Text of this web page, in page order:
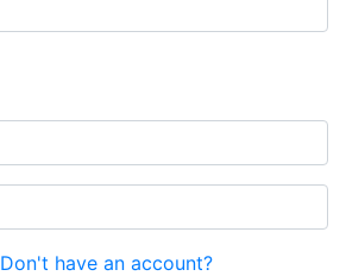
Don't have an account?